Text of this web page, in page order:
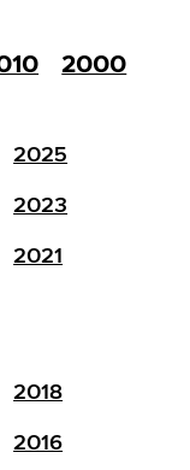
2000
2025
2023
2021
2018
2016